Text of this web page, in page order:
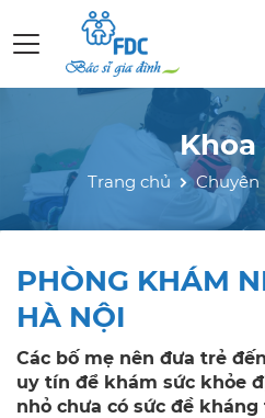
Khoa
Trang chủ Chuyên
PHÒNG KHÁM
HÀ NỘI
Các bố mẹ nên đưa trẻ
uy tín để khám sức khỏe
nhỏ chưa có sức đề